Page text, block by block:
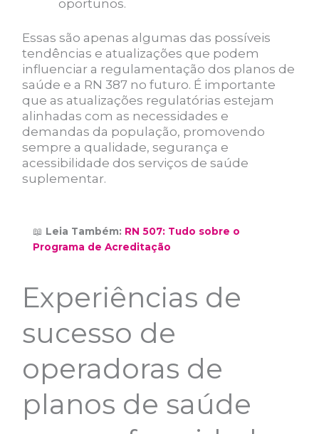
oportunos.
Essas são apenas algumas das possíveis
tendências e atualizações que podem
influenciar a regulamentação dos planos de
saúde e a RN 387 no futuro. É importante
que as atualizações regulatórias estejam
alinhadas com as necessidades e
demandas da população, promovendo
sempre a qualidade, segurança e
acessibilidade dos serviços de saúde
suplementar.
📖 Leia Também: RN 507: Tudo sobre o
Programa de Acreditação
Experiências de
sucesso de
operadoras de
planos de saúde